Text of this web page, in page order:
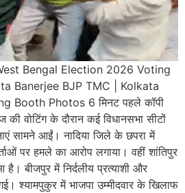
Bengal Election 2026 Voting
Banerjee BJP TMC | Kolkata
Booth Photos 6 मिनट पहले कॉपी
वोटिंग के दौरान कई विधानसभा सीटों
सामने आईं। नादिया जिले के छपरा में
पर हमले का आरोप लगाया। वहीं शांतिपुर
बीजपुर में निर्दलीय प्रत्याशी और
श्यामपुकुर में भाजपा उम्मीदवार के खिलाफ